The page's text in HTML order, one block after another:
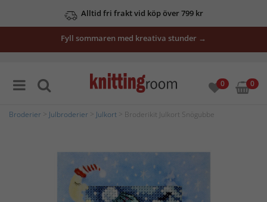
Alltid fri frakt vid köp över 799 kr
Fyll sommaren med kreativa stunder →
0 0
Broderier Julbroderier Julkort > Broderikit Julkort Snögubbe